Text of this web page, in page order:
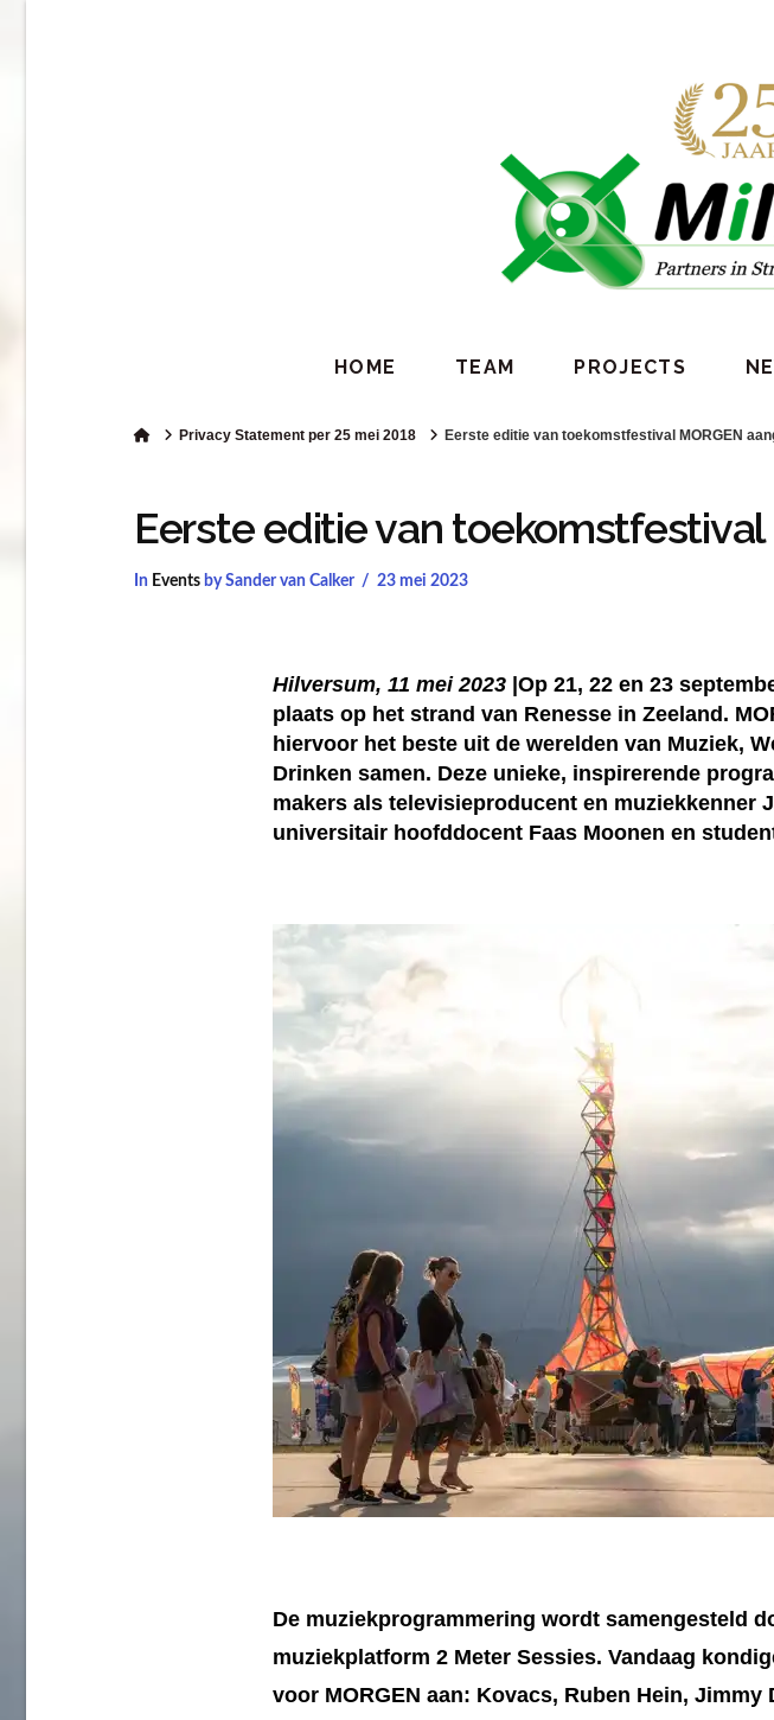
HOME TEAM PROJECTS
HomePrivacy Statement per 25 mei 2018 Eerste editie van toekomstfestival MORGEN
Eerste editie van
In Events by Sander van Calker 23 mei 2023
Hilversum, 11 mei 2023 |Op 21, 22 en 23
plaats op het strand van Renesse in Zeeland.
hiervoor het beste uit de werelden van Muziek,
Drinken samen. Deze unieke, inspirerende
makers als televisieproducent en muziekkenner
universitair hoofddocent Faas Moonen en
De muziekprogrammering wordt samengesteld
muziekplatform 2 Meter Sessies. Vandaag
voor MORGEN aan: Kovacs, Ruben Hein,